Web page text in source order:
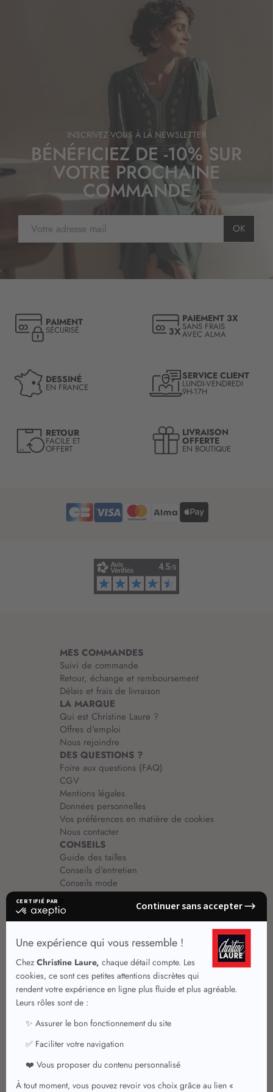
INSCRIVEZ-VOUS À LA NEWSLETTER
BÉNÉFICIEZ DE -10% SUR
VOTRE PROCHAINE
COMMANDE
s
i
o
n
o
e
OK
PAIMENT
SÉCURISÉ
PAIEMENT 3X
SANS FRAIS
AVEC ALMA
DESSINÉ
EN FRANCE
SERVICE CLIENT
LUNDI-VENDREDI
9H-17H
RETOUR
FACILE ET
OFFERT
LIVRAISON
OFFERTE
EN BOUTIQUE
MES COMMANDES
Suivi de commande
Retour, échange et remboursement
Délais et frais de livraison
LA MARQUE
Qui est Christine Laure ?
Offres d'emploi
Nous rejoindre
DES QUESTIONS ?
Foire aux questions (FAQ)
CGV
Mentions légales
Données personnelles
Vos préférences en matière de cookies
Nous contacter
CONSEILS
Guide des tailles
Conseils d'entretien
Conseils mode
Guide vêtements
Vêtements pour femmes
Vêtements de qualité
Robes
Jupes chic
Jupes été
Chemisiers
T shirts manches courtes 3/4
Pulls et Gilets
Jeans
Vestes chic
Manteaux Parkas